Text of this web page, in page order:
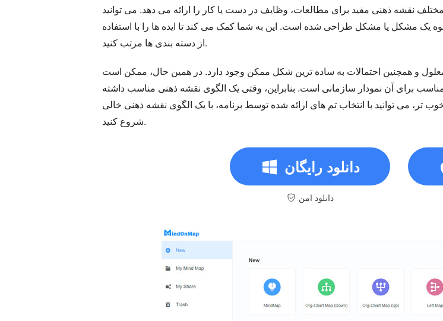
نقشه ذهنی مفید برای مطالعات، وظایف در دست یا کار را ارائه می دهد. می توانید
یک مشکل یا مشکل طراحی شده است. این به شما کمک می کند تا ایده ها را با استفاده
از دسته بندی ها مرتب کنید.
و همچنین احتمالات به ساده ترین شکل ممکن وجود دارد. در همین حال، ممکن است
برای آن نمودار سازمانی است. بنابراین، وقتی یک الگوی نقشه ذهنی مناسب داشته
تر، می توانید با انتخاب تم های ارائه شده توسط برنامه، با یک الگوی نقشه ذهنی خالی
شروع کنید.
دانلود رایگان
دانلود امن